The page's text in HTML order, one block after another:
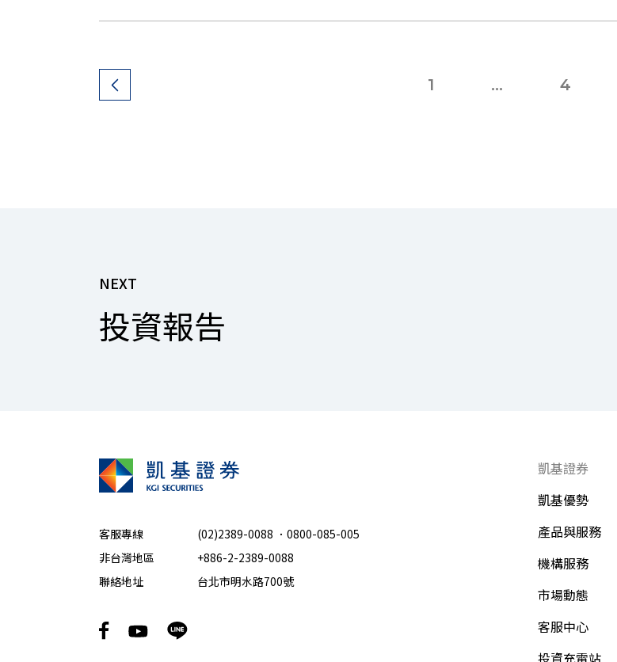
1 ... 4
NEXT
投資報告
客服專線 (02)2389-0088 ．0800-085-005
非台灣地區
+886-2-2389-0088
聯絡地址
台北市明水路700號
凱基證券
凱基優勢
產品與服務
機構服務
市場動態
客服中心
投資充電站